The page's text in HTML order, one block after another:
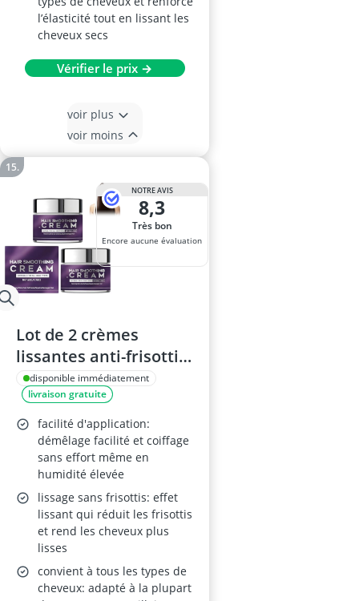
l’élasticité tout en lissant les
cheveux secs
Vérifier le prix →
voir plus
voir moins
NOTRE AVIS
8,3
Très bon
Encore aucune évaluation
Lot de 2 crèmes
lissantes anti-frisottis
– pour cheveux
bouclés et secs, soin
intensif, brillance
soyeuse, utilisation à
domicile
disponible immédiatement
livraison gratuite
facilité d'application:
démêlage facilité et coiffage
sans effort même en
humidité élevée
lissage sans frisottis: effet
lissant qui réduit les frisottis
et rend les cheveux plus
lisses
convient à tous les types de
cheveux: adapté à la plupart